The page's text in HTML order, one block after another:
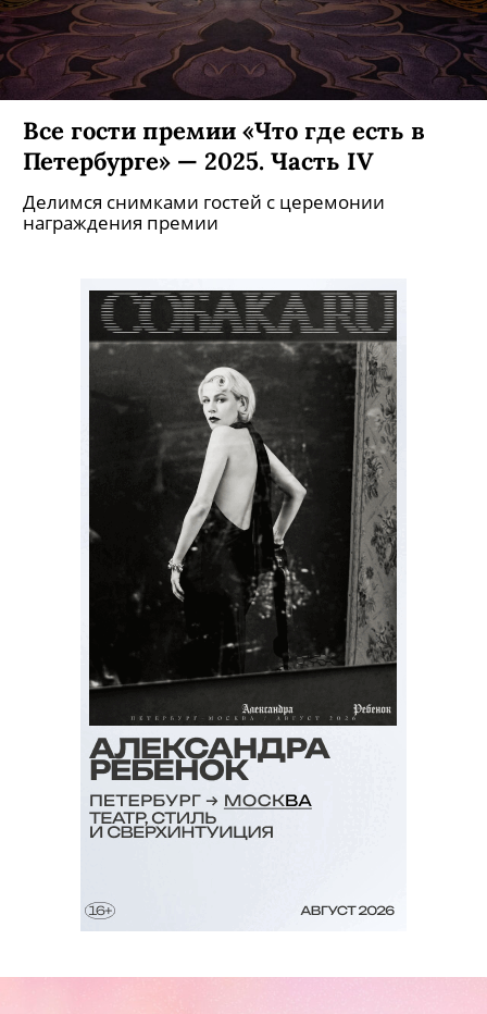
Все гости премии «Что где есть в
Петербурге» — 2025. Часть IV
Делимся снимками гостей с церемонии
награждения премии